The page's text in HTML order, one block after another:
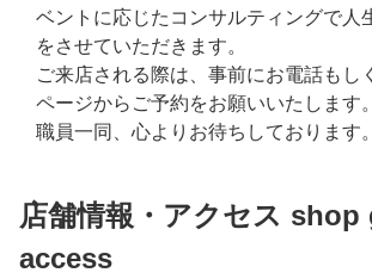
ベントに応じたコンサルティングで人
をさせていただきます。
ご来店される際は、事前にお電話もし
ページからご予約をお願いいたします。
職員一同、心よりお待ちしております。
店舗情報・アクセス
access